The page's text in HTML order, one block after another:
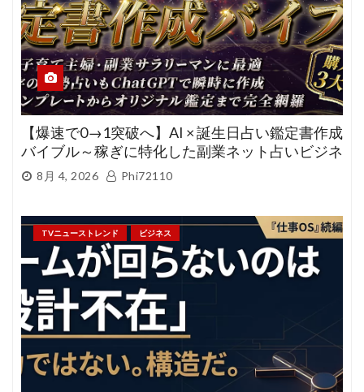
【爆速で0→1突破へ】AI × 誕生日占い鑑定書作成
バイブル～稼ぎに特化した副業ネット占いビジネ
ス 8月 4, 2026 Phi72110
TVニューストレンド ビジネス